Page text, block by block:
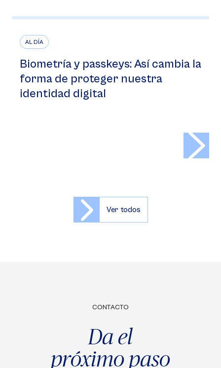
AL DÍA
Biometría y passkeys: Así cambia la
forma de proteger nuestra
identidad digital
Ver todos
CONTACTO
Da el
próximo paso